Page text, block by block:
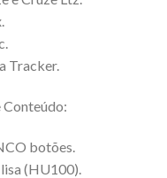
Tracker.
Conteúdo:
botões.
(HU100).